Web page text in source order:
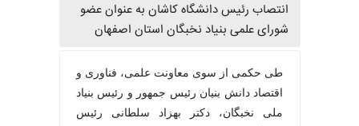
انتصاب رئیس دانشگاه کاشان به عنوان عضو
شورای علمی بنیاد نخبگان استان اصفهان
طی حکمی از سوی معاونت علمی، فناوری و
اقتصاد دانش بنیان رئیس جمهور و رئیس بنیاد
ملی نخبگان، دکتر بهزاد سلطانی رئیس